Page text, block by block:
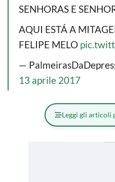
SENHORAS E
AQUI ESTÁ A
FELIPE MELO
—
13 aprile 2017
Leggi gli articoli